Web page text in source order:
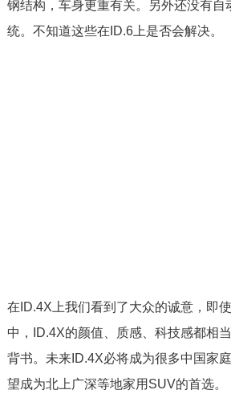
钢结构，车身更重有关。另外还没有自
统。不知道这些在ID.6上是否会解决。
在ID.4X上我们看到了大众的诚意，即
中，ID.4X的颜值、质感、科技感都相
背书。未来ID.4X必将成为很多中国家
望成为北上广深等地家用SUV的首选。